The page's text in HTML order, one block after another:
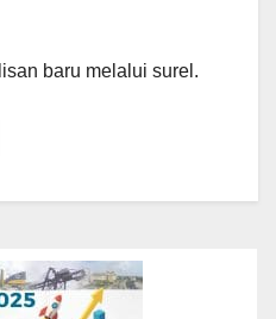
baru melalui surel.